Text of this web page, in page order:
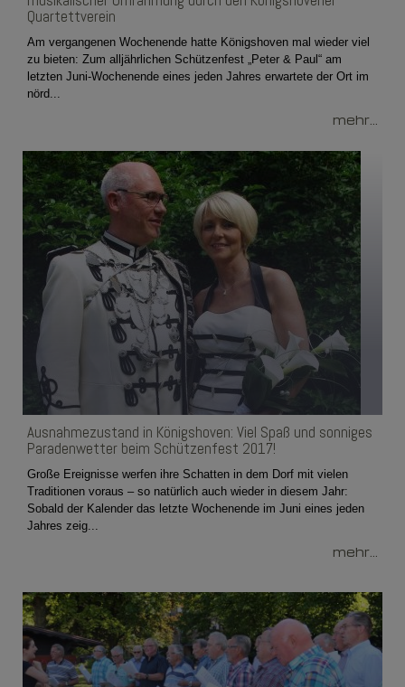
Quartettverein
Am vergangenen Wochenende hatte Königshoven mal wieder viel
zu bieten: Zum alljährlichen Schützenfest „Peter & Paul“ am
letzten Juni-Wochenende eines jeden Jahres erwartete der Ort im
nörd...
mehr...
Ausnahmezustand in Königshoven: Viel Spaß und sonniges
Paradenwetter beim Schützenfest 2017!
Große Ereignisse werfen ihre Schatten in dem Dorf mit vielen
Traditionen voraus – so natürlich auch wieder in diesem Jahr:
Sobald der Kalender das letzte Wochenende im Juni eines jeden
Jahres zeig...
mehr...